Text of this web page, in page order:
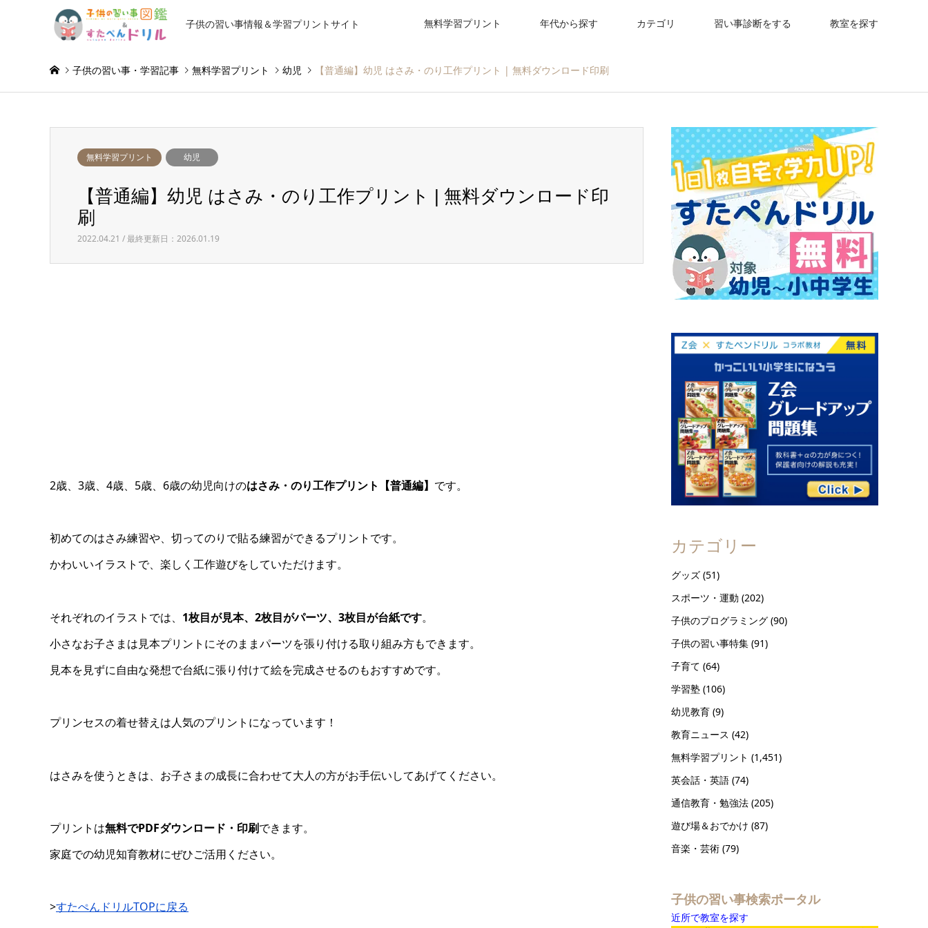
子供の習い事情報＆学習プリントサイト 無料学習プリント 年代から探す カテゴリ 習い事診断をする 教室を探す
子供の習い事・学習記事 無料学習プリント 幼児 【普通編】幼児 はさみ・のり工作プリント | 無料ダウンロード印刷
無料学習プリント 幼児
【普通編】幼児 はさみ・のり工作プリント | 無料ダウンロード印
刷
2022.04.21 / 最終更新日：2026.01.19
2歳、3歳、4歳、5歳、6歳の幼児向けのはさみ・のり工作プリント【普通編】 です。
初めてのはさみ練習や、切ってのりで貼る練習ができるプリントです。
かわいいイラストで、楽しく工作遊びをしていただけます。
それぞれのイラストでは、 1枚目が見本、2枚目がパーツ、3枚目が台紙です。
小さなお子さまは見本プリントにそのままパーツを張り付ける取り組み方もできます。
見本を見ずに自由な発想で台紙に張り付けて絵を完成させるのもおすすめです。
プリンセスの着せ替えは人気のプリントになっています！
はさみを使うときは、お子さまの成長に合わせて大人の方がお手伝いしてあげてください。
プリントは無料でPDFダウンロード・印刷できます。
家庭での幼児知育教材にぜひご活用ください。
>すたぺんドリルTOPに戻る
カテゴリー
グッズ (51)
スポーツ・運動 (202)
子供のプログラミング (90)
子供の習い事特集 (91)
子育て (64)
学習塾 (106)
幼児教育 (9)
教育ニュース (42)
無料学習プリント (1,451)
英会話・英語 (74)
通信教育・勉強法 (205)
遊び場＆おでかけ (87)
音楽・芸術 (79)
子供の習い事検索ポータル
近所で教室を探す